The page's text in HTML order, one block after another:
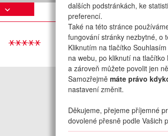
dalších podstránkách, ke
preferencí.
Také na této stránce
fungování stránky nezbytné, o
Kliknutím na tlačítko
na webu, po kliknutí na
a zároveň můžete povolit jen
Samozřejmě máte právo
nastavení změnit.
Děkujeme, přejeme příjemné
dovolené přesně podle Vašich
29.08. –
Doprava
Letecky - Praha